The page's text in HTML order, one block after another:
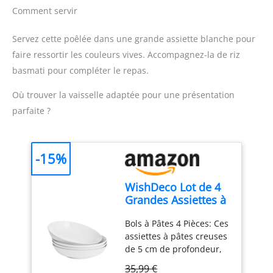
robinet ou à une eau
légèrement chaude. La
presse puree pomme de
terre est livrée avec des
peuvent être suspendus
Poignée Ergonomique】 :
Antidérapant et ferme, le
presse puree manuel
permet un
confortable ou fluide
même en utilisation
intensive. La conception
raisonnable vous permet
légumes offrant un
broyage fin ou moyen
FACILE À RANGER : pieds
produit : 19 cm |
Comment servir
Servez cette poêlée dans une grande assiette blanche pour
faire ressortir les couleurs vives. Accompagnez-la de riz
basmati pour compléter le repas.
Où trouver la vaisselle adaptée pour une présentation
parfaite ?
WishDeco Lot de 4
Grandes Assiettes à
Porcelaine 1100 ml,
Assiettes Creuses
Blanches, Bols à
Pâtes Ceramique,
Bols à Pâtes 4 Pièces: Ces
assiettes à pâtes creuses
de 5 cm de profondeur,
35,99 €
-15%